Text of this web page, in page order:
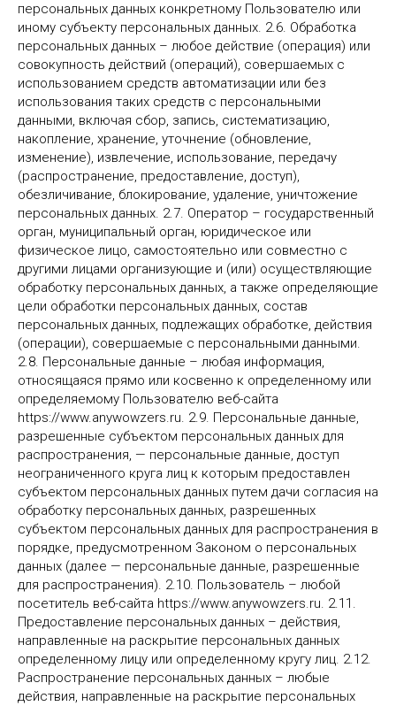
персональных данных конкретному Пользователю или
иному субъекту персональных данных. 2.6. Обработка
персональных данных – любое действие (операция) или
совокупность действий (операций), совершаемых с
использованием средств автоматизации или без
использования таких средств с персональными
данными, включая сбор, запись, систематизацию,
накопление, хранение, уточнение (обновление,
изменение), извлечение, использование, передачу
(распространение, предоставление, доступ),
обезличивание, блокирование, удаление, уничтожение
персональных данных. 2.7. Оператор – государственный
орган, муниципальный орган, юридическое или
физическое лицо, самостоятельно или совместно с
другими лицами организующие и (или) осуществляющие
обработку персональных данных, а также определяющие
цели обработки персональных данных, состав
персональных данных, подлежащих обработке, действия
(операции), совершаемые с персональными данными.
2.8. Персональные данные – любая информация,
относящаяся прямо или косвенно к определенному или
определяемому Пользователю веб-сайта
https://www.anywowzers.ru. 2.9. Персональные данные,
разрешенные субъектом персональных данных для
распространения, — персональные данные, доступ
неограниченного круга лиц к которым предоставлен
субъектом персональных данных путем дачи согласия на
обработку персональных данных, разрешенных
субъектом персональных данных для распространения в
порядке, предусмотренном Законом о персональных
данных (далее — персональные данные, разрешенные
для распространения). 2.10. Пользователь – любой
посетитель веб-сайта https://www.anywowzers.ru. 2.11.
Предоставление персональных данных – действия,
направленные на раскрытие персональных данных
определенному лицу или определенному кругу лиц. 2.12.
Распространение персональных данных – любые
действия, направленные на раскрытие персональных